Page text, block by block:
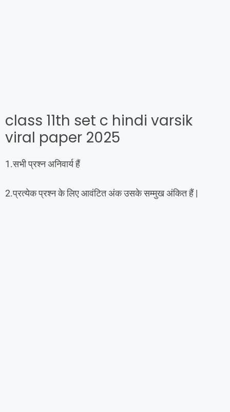
class 11th set c hindi varsik
viral paper 2025
1.सभी प्रश्न अनिवार्य हैं
2.प्रत्येक प्रश्न के लिए आवंटित अंक उसके सम्मुख अंकित हैं |